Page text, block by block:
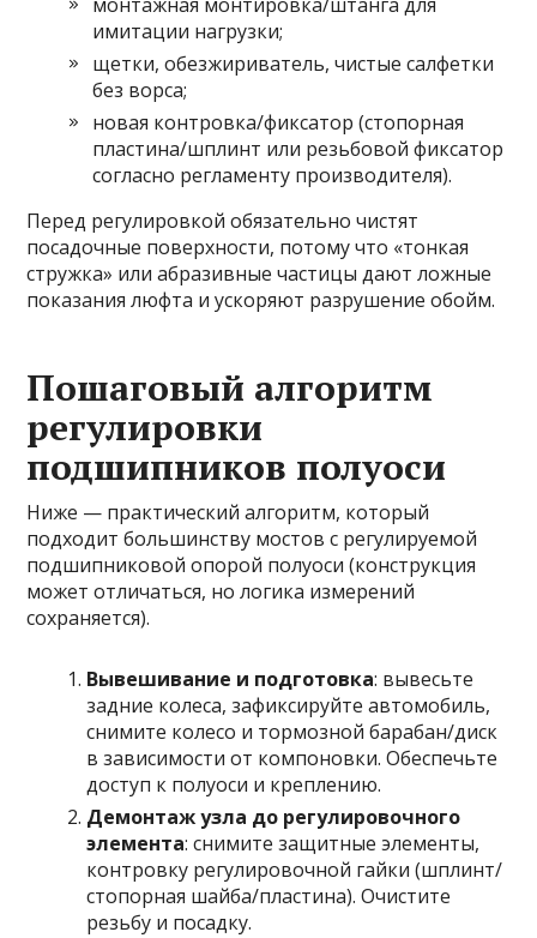
имитации нагрузки;
щетки, обезжириватель, чистые салфетки
без ворса;
новая контровка/фиксатор (стопорная
пластина/шплинт или резьбовой фиксатор
согласно регламенту производителя).
Перед регулировкой обязательно чистят
посадочные поверхности, потому что «тонкая
стружка» или абразивные частицы дают ложные
показания люфта и ускоряют разрушение обойм.
Пошаговый алгоритм
регулировки
подшипников полуоси
Ниже — практический алгоритм, который
подходит большинству мостов с регулируемой
подшипниковой опорой полуоси (конструкция
может отличаться, но логика измерений
сохраняется).
Вывешивание и подготовка: вывесьте
задние колеса, зафиксируйте автомобиль,
снимите колесо и тормозной барабан/диск
в зависимости от компоновки. Обеспечьте
доступ к полуоси и креплению.
Демонтаж узла до регулировочного
элемента: снимите защитные элементы,
контровку регулировочной гайки (шплинт/
стопорная шайба/пластина). Очистите
резьбу и посадку.